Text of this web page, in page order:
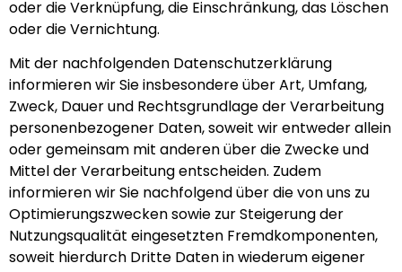
oder die Verknüpfung, die Einschränkung, das Löschen
oder die Vernichtung.
Mit der nachfolgenden Datenschutzerklärung
informieren wir Sie insbesondere über Art, Umfang,
Zweck, Dauer und Rechtsgrundlage der Verarbeitung
personenbezogener Daten, soweit wir entweder allein
oder gemeinsam mit anderen über die Zwecke und
Mittel der Verarbeitung entscheiden. Zudem
informieren wir Sie nachfolgend über die von uns zu
Optimierungszwecken sowie zur Steigerung der
Nutzungsqualität eingesetzten Fremdkomponenten,
soweit hierdurch Dritte Daten in wiederum eigener